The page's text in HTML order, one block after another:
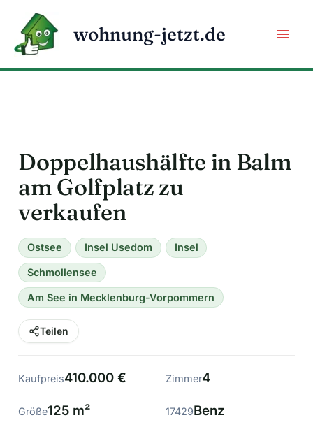
Inhalt
springen
wohnung-jetzt.de
Doppelhaushälfte in Balm
am Golfplatz zu
verkaufen
Ostsee Insel Usedom Insel
Schmollensee
Am See in Mecklenburg-Vorpommern
Teilen
Kaufpreis410.000 € Zimmer4
Größe125 m² 17429Benz